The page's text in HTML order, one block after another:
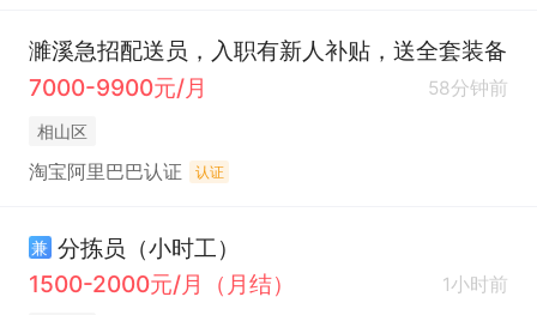
濉溪急招配送员，入职有新人补贴，送全套装备
7000-9900元/月
58分钟前
相山区
淘宝阿里巴巴认证 认证
兼 分拣员（小时工）
1500-2000元/月（月结）
1小时前